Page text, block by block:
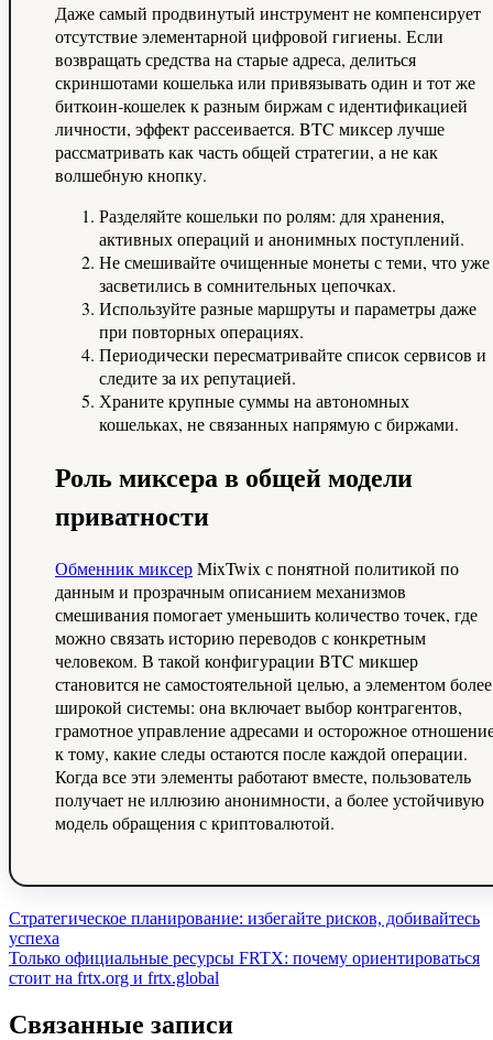
Даже самый продвинутый инструмент не компенсирует
отсутствие элементарной цифровой гигиены. Если
возвращать средства на старые адреса, делиться
скриншотами кошелька или привязывать один и тот же
биткоин‑кошелек к разным биржам с идентификацией
личности, эффект рассеивается. BTC миксер лучше
рассматривать как часть общей стратегии, а не как
волшебную кнопку.
Разделяйте кошельки по ролям: для хранения,
активных операций и анонимных поступлений.
Не смешивайте очищенные монеты с теми, что уже
засветились в сомнительных цепочках.
Используйте разные маршруты и параметры даже
при повторных операциях.
Периодически пересматривайте список сервисов и
следите за их репутацией.
Храните крупные суммы на автономных
кошельках, не связанных напрямую с биржами.
Роль миксера в общей модели
приватности
Обменник миксерMixTwix с понятной политикой по
данным и прозрачным описанием механизмов
смешивания помогает уменьшить количество точек, где
можно связать историю переводов с конкретным
человеком. В такой конфигурации BTC микшер
становится не самостоятельной целью, а элементом более
широкой системы: она включает выбор контрагентов,
грамотное управление адресами и осторожное
к тому, какие следы остаются после каждой операции.
Когда все эти элементы работают вместе, пользователь
получает не иллюзию анонимности, а более устойчивую
модель обращения с криптовалютой.
Навигация
по
записям
Стратегическое планирование: избегайте рисков, добивайтесь
успеха
Только официальные ресурсы FRTX: почему ориентироваться
стоит на frtx.org и frtx.global
Связанные записи